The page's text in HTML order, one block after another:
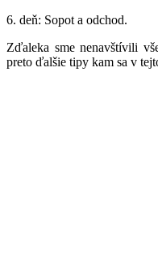
6. deň: Sopot a odchod.
Zďaleka sme nenavštívili
preto ďalšie tipy kam sa v